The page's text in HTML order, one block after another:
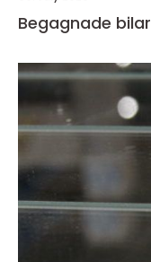
Begagnade bilar